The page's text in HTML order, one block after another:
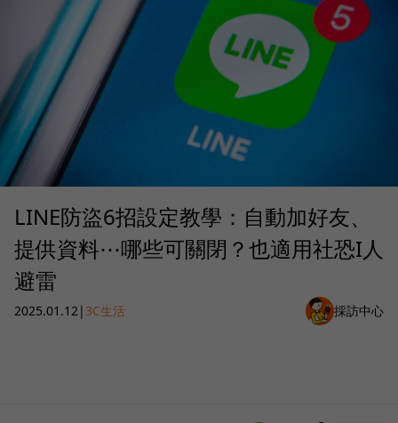
LINE防盜6招設定教學：自動加好友、
提供資料⋯哪些可關閉？也適用社恐I人
避雷
2025.01.12| 3C生活 採訪中心